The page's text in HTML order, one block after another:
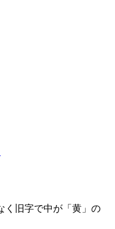
く旧字で中が「黄」の